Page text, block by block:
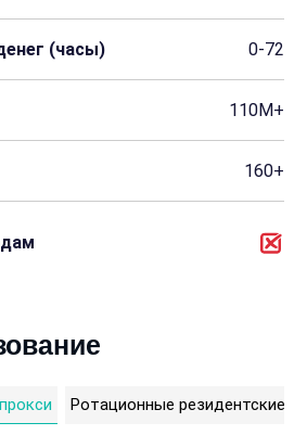
(часы) 0-72
110M+
160+
Ротационные резидентские